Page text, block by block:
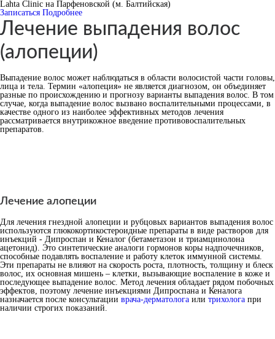
Lahta Clinic на Парфеновской (м. Балтийская)
Записаться Подробнее
Лечение выпадения волос
(алопеции)
Выпадение волос может наблюдаться в области волосистой части головы,
лица и тела. Термин «алопеция» не является диагнозом, он объединяет
разные по происхождению и прогнозу варианты выпадения волос. В том
случае, когда выпадение волос вызвано воспалительными процессами, в
качестве одного из наиболее эффективных методов лечения
рассматривается внутрикожное введение противовоспалительных
препаратов.
Лечение алопеции
Для лечения гнездной алопеции и рубцовых вариантов выпадения волос
используются глюкокортикостероидные препараты в виде растворов для
инъекций - Дипроспан и Кеналог (бетаметазон и триамцинолона
ацетонид). Это синтетические аналоги гормонов коры надпочечников,
способные подавлять воспаление и работу клеток иммунной системы.
Эти препараты не влияют на скорость роста, плотность, толщину и блеск
волос, их основная мишень – клетки, вызывающие воспаление в коже и
последующее выпадение волос. Метод лечения обладает рядом побочных
эффектов, поэтому лечение инъекциями Дипроспана и Кеналога
назначается после консультации врача-дерматолога или трихолога при
наличии строгих показаний.